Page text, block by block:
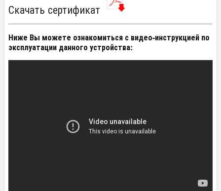
Скачать сертификат
Ниже Вы можете ознакомиться с видео-инструкцией по
эксплуатации данного устройства: